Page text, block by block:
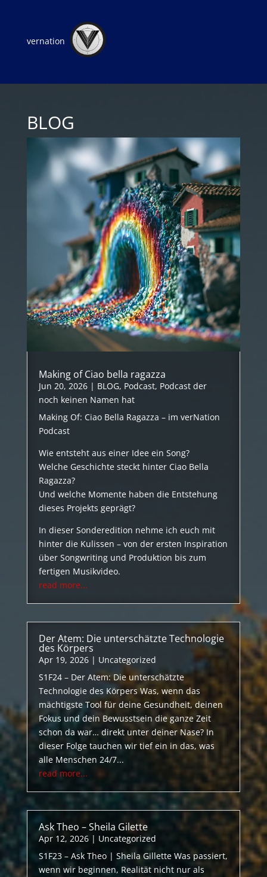
vernation
BLOG
Making of Ciao bella ragazza
Jun 20, 2026| BLOG, Podcast, Podcast der
noch keinen Namen hat
Making Of: Ciao Bella Ragazza – im verNation
Podcast
Wie entsteht aus einer Idee ein Song?
Welche Geschichte steckt hinter Ciao Bella
Ragazza?
Und welche Momente haben die Entstehung
dieses Projekts geprägt?
In dieser Sonderedition nehme ich euch mit
hinter die Kulissen – von der ersten Inspiration
über Songwriting und Produktion bis zum
fertigen Musikvideo.
read more...
Der Atem: Die unterschätzte Technologie
des Körpers
Apr 19, 2026| Uncategorized
S1F24 – Der Atem: Die unterschätzte
Technologie des Körpers Was, wenn das
mächtigste Tool für deine Gesundheit, deinen
Fokus und dein Bewusstsein die ganze Zeit
schon da war… direkt unter deiner Nase? In
dieser Folge tauchen wir tief ein in das, was
alle Menschen 24/7...
read more...
Ask Theo – Sheila Gilette
Apr 12, 2026| Uncategorized
S1F23 – Ask Theo | Sheila Gillette Was passiert,
wenn wir beginnen, Realität nicht nur als